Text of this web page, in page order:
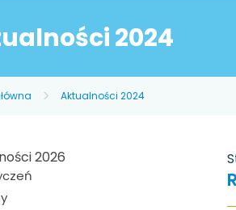
2024
Aktualności 2024
2026